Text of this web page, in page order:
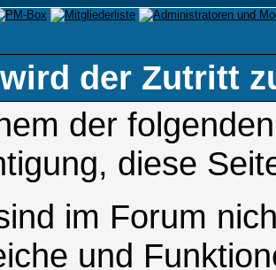
der Zutritt
der
diese
im Forum
und